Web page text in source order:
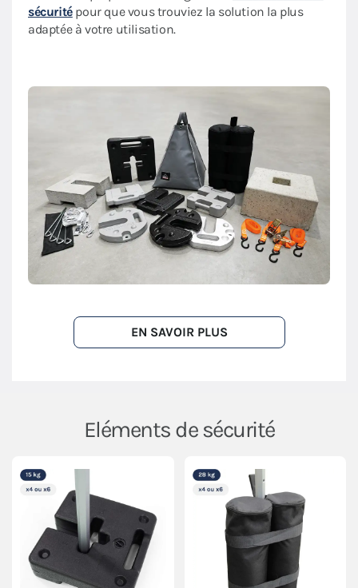
sécuritépour que vous trouviez la solution la plus
adaptée à votre utilisation.
EN SAVOIR PLUS
Eléments de sécurité